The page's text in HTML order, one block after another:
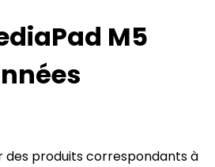
M5
des produits correspondants à